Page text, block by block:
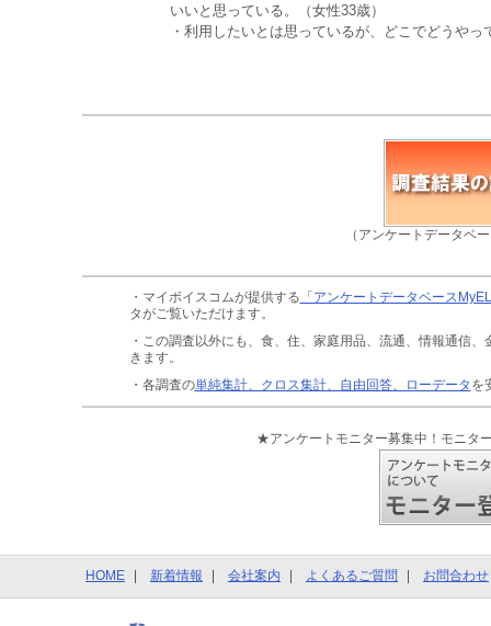
いいと思っている。（女性33歳）
・利用したいとは思っているが、どこでどうや
（アンケートデータベ
・マイボイスコムが提供する 「アンケートデータベース
タがご覧いただけます。
・この調査以外にも、食、住、家庭用品、流通、情報通信、
きます。
・各調査の単純集計、クロス集計、自由回答、ローデータ を
★アンケートモニター募集中！モニタ
HOME 新着情報 会社案内 よくあるご質問 お問合わせ